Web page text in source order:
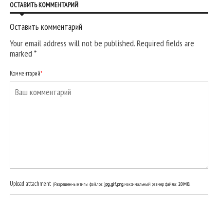
ОСТАВИТЬ КОММЕНТАРИЙ
Оставить комментарий
Your email address will not be published. Required fields are
marked*
Комментарий*
Upload attachment (Разрешенные типы файлов:jpg, gif, png, максимальный размер файла:20MB.